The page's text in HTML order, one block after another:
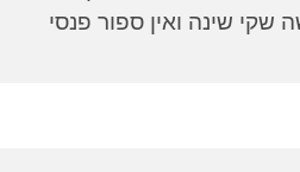
שינה ואין ספור פנסי